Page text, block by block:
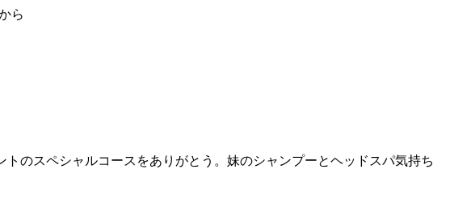
ら
のスペシャルコースをありがとう。妹のシャンプーとヘッドスパ気持ち